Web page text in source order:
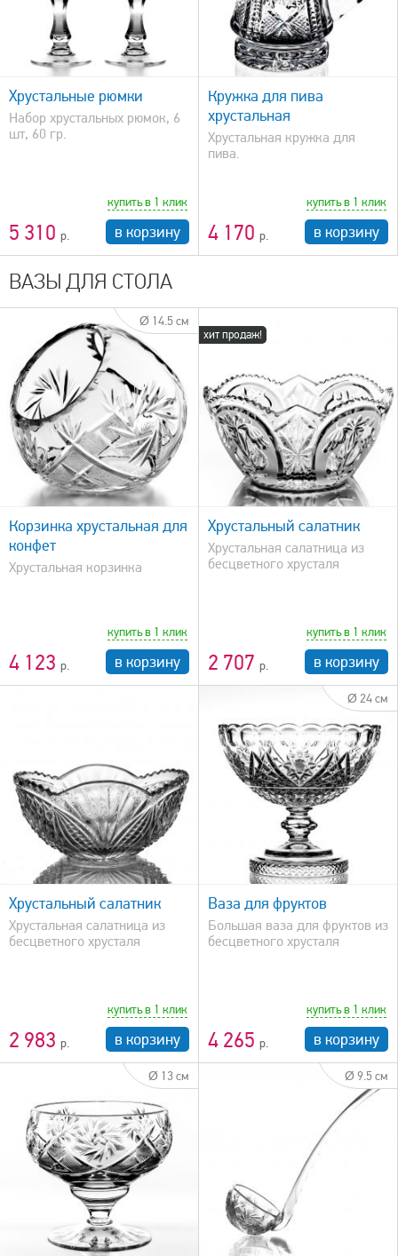
Хрустальные рюмки
Набор хрустальных рюмок, 6
шт, 60 гр.
5 310
купить в 1 клик
в корзину
быстрый просмотр
Кружка для пива
хрустальная
Хрустальная кружка для
пива.
4 170
купить в 1 клик
в корзину
ВАЗЫ ДЛЯ СТОЛА
Ø 14.5 см
Корзинка хрустальная для
конфет
Хрустальная корзинка
4 123
купить в 1 клик
в корзину
хит продаж!
быстрый просмотр
Хрустальный салатник
Хрустальная салатница из
бесцветного хрусталя
2 707
купить в 1 клик
в корзину
Хрустальный салатник
Хрустальная салатница из
бесцветного хрусталя
2 983
купить в 1 клик
в корзину
Ø 24 см
быстрый просмотр
Ваза для фруктов
Большая ваза для фруктов из
бесцветного хрусталя
4 265
купить в 1 клик
в корзину
Ø 13 см Ø 9.5 см
быстрый просмотр